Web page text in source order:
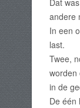
Dat
andere
In een
last.
Twee,
worden
in de
De één